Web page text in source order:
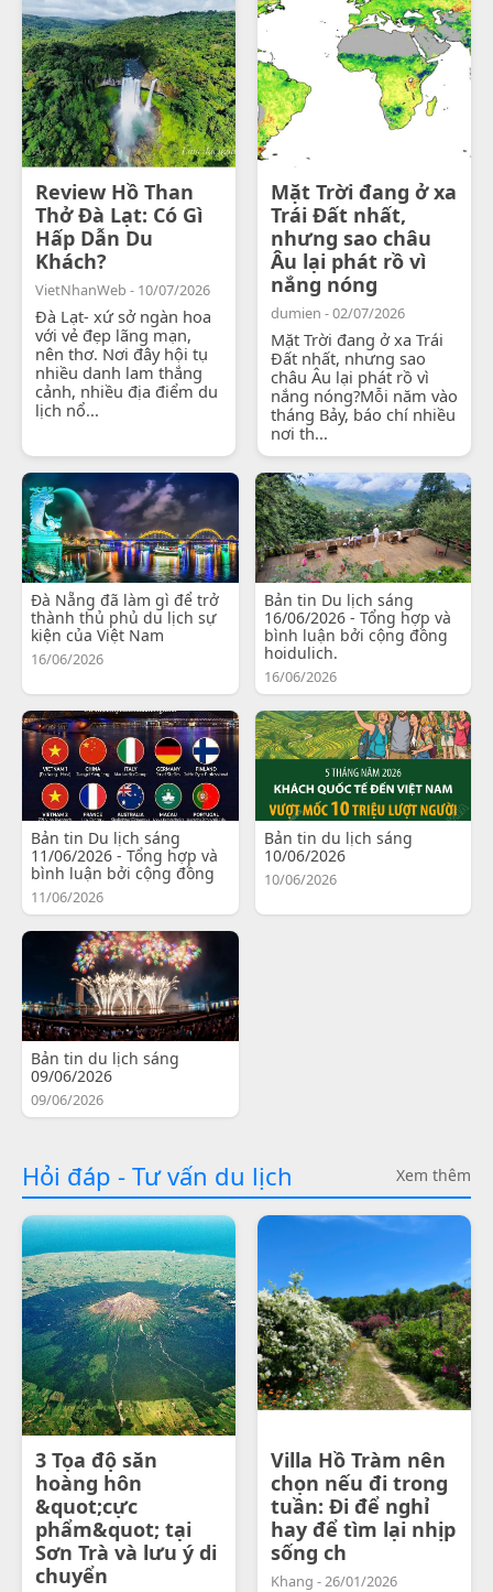
Review Hồ Than
Thở Đà Lạt: Có Gì
Hấp Dẫn Du
Khách?
VietNhanWeb - 10/07/2026
Đà Lạt- xứ sở ngàn hoa
với vẻ đẹp lãng mạn,
nên thơ. Nơi đây hội tụ
nhiều danh lam thắng
cảnh, nhiều địa điểm du
lịch nổ...
Mặt Trời đang ở xa
Trái Đất nhất,
nhưng sao châu
Âu lại phát rồ vì
nắng nóng
dumien - 02/07/2026
Mặt Trời đang ở xa Trái
Đất nhất, nhưng sao
châu Âu lại phát rồ vì
nắng nóng?Mỗi năm vào
tháng Bảy, báo chí nhiều
nơi th...
Đà Nẵng đã làm gì để trở
thành thủ phủ du lịch sự
kiện của Việt Nam
16/06/2026
Bản tin Du lịch sáng
16/06/2026 - Tổng hợp và
bình luận bởi cộng đồng
hoidulich.
16/06/2026
Bản tin Du lịch sáng
11/06/2026 - Tổng hợp và
bình luận bởi cộng đồng
11/06/2026
Bản tin du lịch sáng
10/06/2026
10/06/2026
Bản tin du lịch sáng
09/06/2026
09/06/2026
Hỏi đáp - Tư vấn du lịch Xem thêm
3 Tọa độ săn
hoàng hôn
&quot;cực
phẩm&quot; tại
Sơn Trà và lưu ý di
chuyển
Villa Hồ Tràm nên
chọn nếu đi trong
tuần: Đi để nghỉ
hay để tìm lại nhịp
sống ch
Khang - 26/01/2026